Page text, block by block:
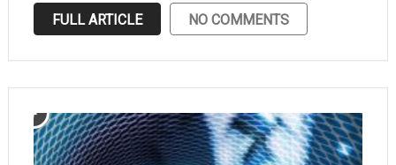
melamar.
FULL ARTICLE NO COMMENTS